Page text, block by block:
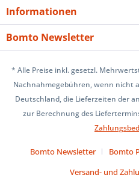
Informationen
Bomto Newsletter
* Alle Preise inkl. gesetzl.
Nachnahmegebühren, wenn nicht
Deutschland, die Lieferzeiten der
zur Berechnung des
Bomto Newsletter Bomto
Versand- und